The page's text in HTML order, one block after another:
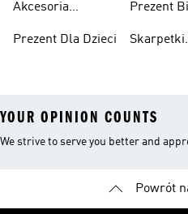
Akcesoria
Prezent Dla Dzieci
Prezent
Skarpetki
YOUR OPINION COUNTS
We strive to serve you better and
Powrót